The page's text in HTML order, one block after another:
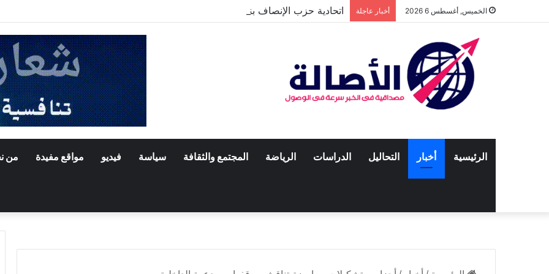
الخميس, أغسطس 6 2026 أخبار عاجلة اتحادية حزب الإنصاف بنواكشوط الشمالية تخلد ذكرى تنصيب رئيس الجمهورية
الرئيسية أخبار التحاليل الدراسات الرياضة المجتمع والثقافة سياسة فيديو مواقع مفيدة من